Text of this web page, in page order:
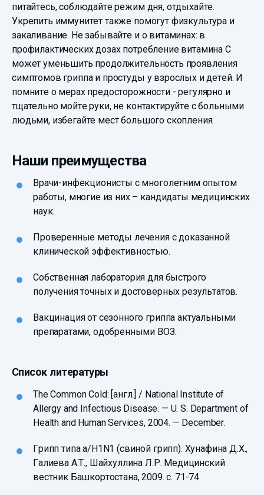
питайтесь, соблюдайте режим дня, отдыхайте.
Укрепить иммунитет также помогут физкультура и
закаливание. Не забывайте и о витаминах: в
профилактических дозах потребление витамина С
может уменьшить продолжительность проявления
симптомов гриппа и простуды у взрослых и детей. И
помните о мерах предосторожности - регулярно и
тщательно мойте руки, не контактируйте с больными
людьми, избегайте мест большого скопления.
Наши преимущества
Врачи-инфекционисты с многолетним опытом
работы, многие из них – кандидаты медицинских
наук.
Проверенные методы лечения с доказанной
клинической эффективностью.
Собственная лаборатория для быстрого
получения точных и достоверных результатов.
Вакцинация от сезонного гриппа актуальными
препаратами, одобренными ВОЗ.
Список литературы
The Common Cold: [англ.] / National Institute of
Allergy and Infectious Disease. — U. S. Department of
Health and Human Services, 2004. — December.
Грипп типа а/H1N1 (свиной грипп). Хунафина Д.Х.,
Галиева А.Т., Шайхуллина Л.Р. Медицинский
вестник Башкортостана, 2009. с. 71-74